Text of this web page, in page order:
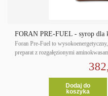
FORAN PRE-FUEL - syrop dla
Foran Pre-Fuel to
preparat z rozgałęzionymi
Dodaj do
koszyka